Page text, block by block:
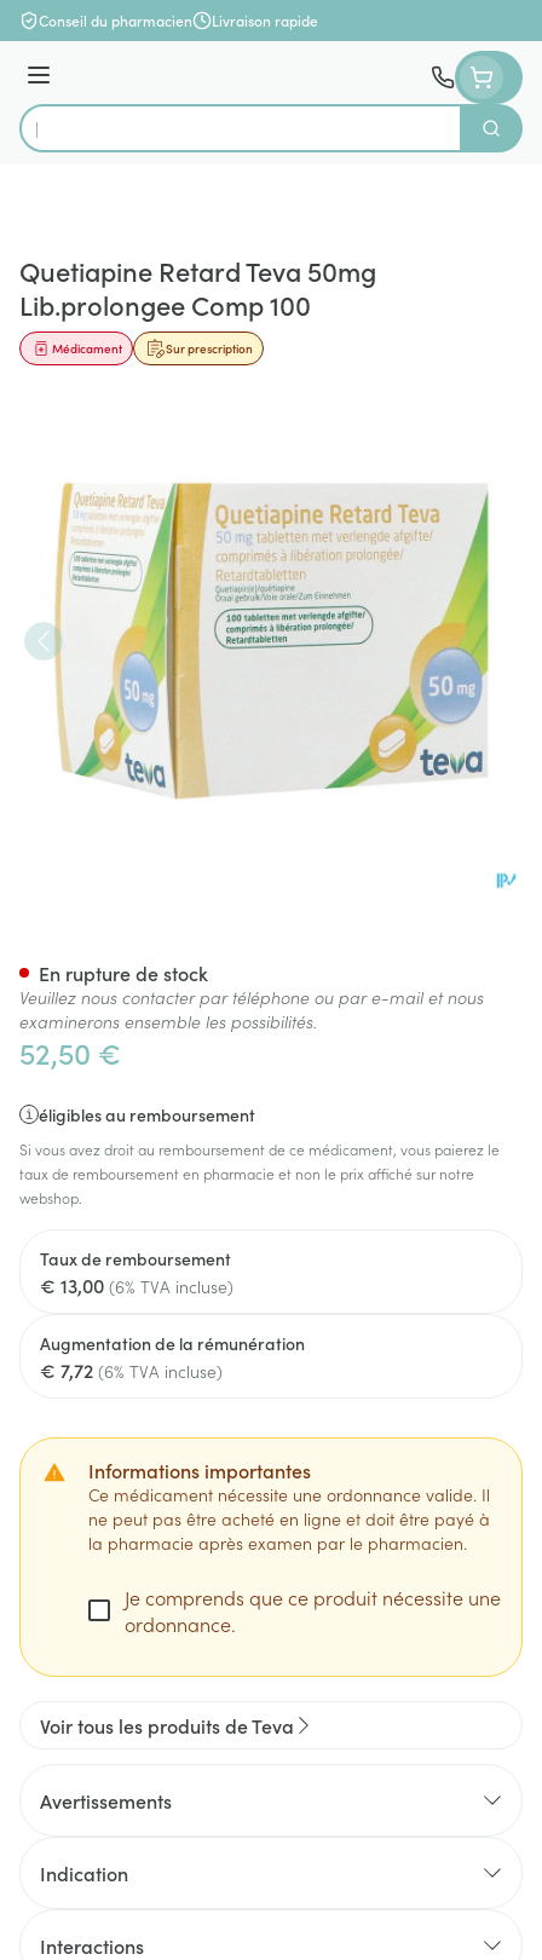
Aller au contenu
Conseil du pharmacien Livraison rapide
Menu
Rechercher
Quetiapine Retard Teva 50mg
Lib.prolongee Comp 100
Sur prescription
Médicament
52,50 €
éligibles au remboursement
Si vous avez droit au remboursement de ce médicament, vous paierez le
taux de remboursement en pharmacie et non le prix affiché sur notre
webshop.
Taux de remboursement
€ 13,00 (6% TVA incluse)
Augmentation de la rémunération
€ 7,72 (6% TVA incluse)
Informations importantes
Ce médicament nécessite une ordonnance valide. Il
ne peut pas être acheté en ligne et doit être payé à
la pharmacie après examen par le pharmacien.
Je comprends que ce produit nécessite une
ordonnance.
En rupture de stock
Veuillez nous contacter par téléphone ou par e-mail et nous
examinerons ensemble les possibilités.
Voir tous les produits de Teva
Avertissements
Indication
Interactions